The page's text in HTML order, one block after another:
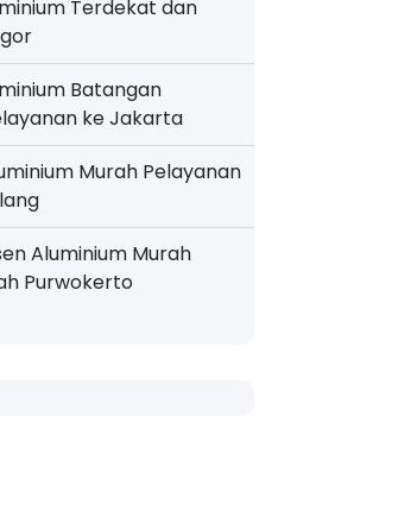
Terdekat dan
Batangan
ke Jakarta
Murah Pelayanan
Aluminium Murah
Purwokerto